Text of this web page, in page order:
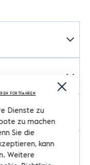
Close
Dienste zu
zu machen
Sie die
kann
Weitere
FORTFAHREN